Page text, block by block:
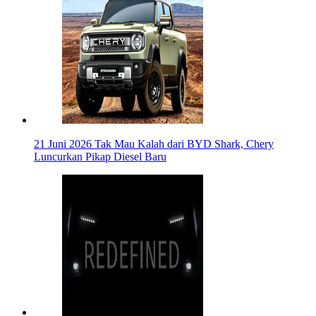
21 Juni 2026 Tak Mau Kalah dari BYD Shark, Chery
Luncurkan Pikap Diesel Baru